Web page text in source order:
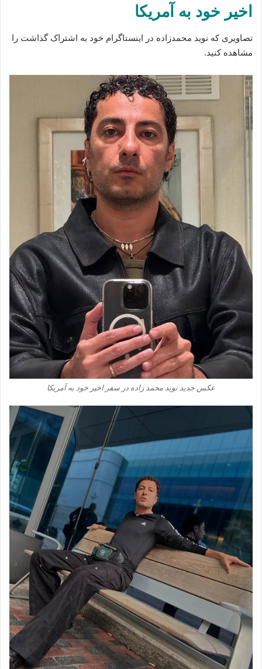
اخیر خود به آمریکا
تصاویری که نوید محمدزاده‌ در اینستاگرام خود به اشتراک گذاشت را
مشاهده کنید.
عکس جدید نوید محمد زاده‌ در سفر اخیر خود به آمریکا